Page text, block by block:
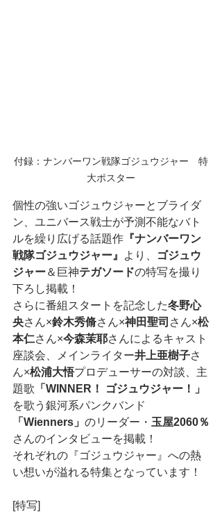
付録：ナンバーワン戦隊ゴジュウジャー　特
大ポスター
個性の強いゴジュウジャーとブライダ
ン、ユニバース戦士が予測不能なバト
ルを繰り広げる話題作 『ナンバーワン
戦隊ゴジュウジャー』
より、
ゴジュウ
ジャー＆巨神テガソードの特写を撮り
下ろし掲載！
さらに番組スタートを記念した冬野心
央さん×鈴木秀脩さん×神田聖司 さん×松
本仁さん×今森茉耶さんによるキャスト
座談会、メインライター井上亜樹子さ
ん×松浦大悟プロデューサーの対談、主
題歌 「WINNER！ ゴジュウジャー！」
を歌う銀河系パンクバンド
「Wienners」 のリーダー・ 玉屋2060％
さんのインタビューを掲載！
それぞれの『ゴジュウジャー』への熱
い想いが溢れる特集となっています！
[特写]